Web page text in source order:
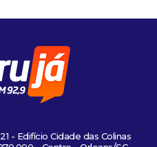
- Edifício Cidade das Colinas